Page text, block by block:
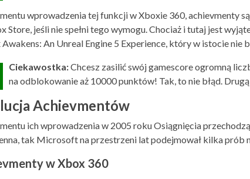
wprowadzenia tej funkcji w Xboxie 360, achievmenty
Store, jeśli nie spełni tego wymogu. Chociaż i tutaj jest
An Unreal Engine 5 Experience, który w istocie nie
Ciekawostka:Chcesz zasilić swój gamescore ogromną
na odblokowanie aż 10000 punktów! Tak, to nie błąd.
Achievmentów
ich wprowadzenia w 2005 roku Osiągnięcia
tak Microsoft na przestrzeni lat podejmował kilka prób
w Xbox 360